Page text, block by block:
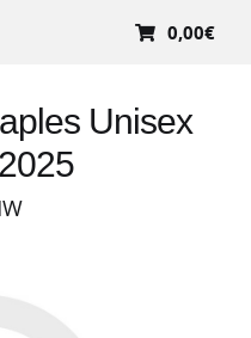
0,00€
Unisex